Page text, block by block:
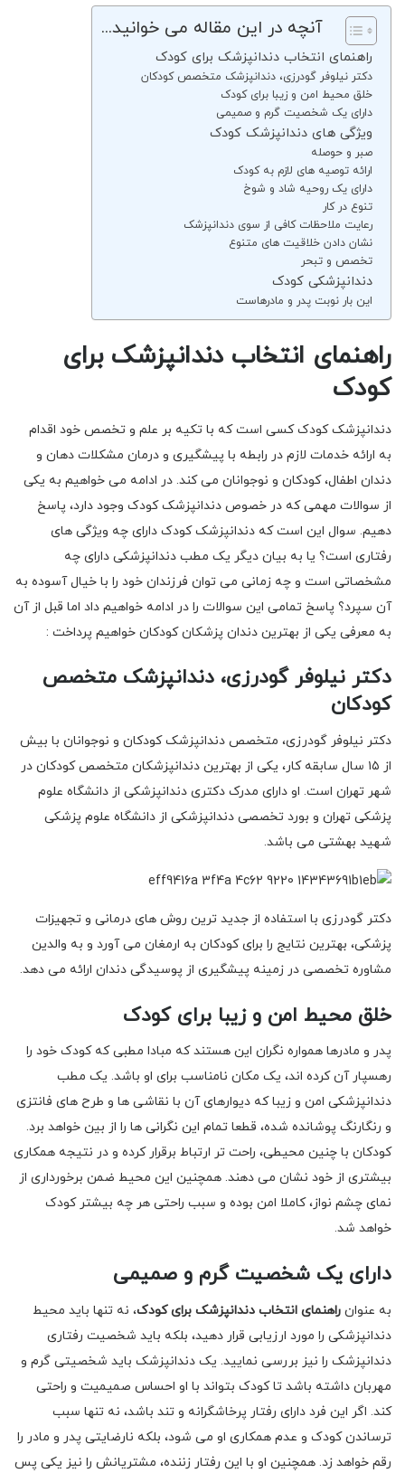
آنچه در این مقاله می خوانید...
راهنمای انتخاب دندانپزشک برای کودک
دکتر نیلوفر گودرزی، دندانپزشک متخصص کودکان
خلق محیط امن و زیبا برای کودک
دارای یک شخصیت گرم و صمیمی
ویژگی های دندانپزشک کودک
صبر و حوصله
ارائه توصیه های لازم به کودک
دارای یک روحیه شاد و شوخ
تنوع در کار
رعایت ملاحظات کافی از سوی دندانپزشک
نشان دادن خلاقیت های متنوع
تخصص و تبحر
دندانپزشکی کودک
این بار نوبت پدر و مادرهاست
راهنمای انتخاب دندانپزشک برای
کودک
دندانپزشک کودک کسی است که با تکیه بر علم و تخصص خود اقدام
به ارائه خدمات لازم در رابطه با پیشگیری و درمان مشکلات دهان و
دندان اطفال، کودکان و نوجوانان می کند. در ادامه می خواهیم به یکی
از سوالات مهمی که در خصوص دندانپزشک کودک وجود دارد، پاسخ
دهیم. سوال این است که دندانپزشک کودک دارای چه ویژگی های
رفتاری است؟ یا به بیان دیگر یک مطب دندانپزشکی دارای چه
مشخصاتی است و چه زمانی می توان فرزندان خود را با خیال آسوده به
آن سپرد؟ پاسخ تمامی این سوالات را در ادامه خواهیم داد اما قبل از آن
به معرفی یکی از بهترین دندان پزشکان کودکان خواهیم پرداخت :
دکتر نیلوفر گودرزی، دندانپزشک متخصص
کودکان
دکتر نیلوفر گودرزی، متخصص دندانپزشک کودکان و نوجوانان با بیش
از ۱۵ سال سابقه کار، یکی از بهترین دندانپزشکان متخصص کودکان در
شهر تهران است. او دارای مدرک دکتری دندانپزشکی از دانشگاه علوم
پزشکی تهران و بورد تخصصی دندانپزشکی از دانشگاه علوم پزشکی
شهید بهشتی می باشد.
دکتر گودرزی با استفاده از جدید ترین روش های درمانی و تجهیزات
پزشکی، بهترین نتایج را برای کودکان به ارمغان می آورد و به والدین
مشاوره تخصصی در زمینه پیشگیری از پوسیدگی دندان ارائه می دهد.
خلق محیط امن و زیبا برای کودک
پدر و مادرها همواره نگران این هستند که مبادا مطبی که کودک خود را
رهسپار آن کرده اند، یک مکان نامناسب برای او باشد. یک مطب
دندانپزشکی امن و زیبا که دیوارهای آن با نقاشی ها و طرح های فانتزی
و رنگارنگ پوشانده شده، قطعا تمام این نگرانی ها را از بین خواهد برد.
کودکان با چنین محیطی، راحت تر ارتباط برقرار کرده و در نتیجه همکاری
بیشتری از خود نشان می دهند. همچنین این محیط ضمن برخورداری از
نمای چشم نواز، کاملا امن بوده و سبب راحتی هر چه بیشتر کودک
خواهد شد.
دارای یک شخصیت گرم و صمیمی
به عنوان راهنمای انتخاب دندانپزشک برای کودک، نه تنها باید محیط
دندانپزشکی را مورد ارزیابی قرار دهید، بلکه باید شخصیت رفتاری
دندانپزشک را نیز بررسی نمایید. یک دندانپزشک باید شخصیتی گرم و
مهربان داشته باشد تا کودک بتواند با او احساس صمیمیت و راحتی
کند. اگر این فرد دارای رفتار پرخاشگرانه و تند باشد، نه تنها سبب
ترساندن کودک و عدم همکاری او می شود، بلکه نارضایتی پدر و مادر را
رقم خواهد زد. همچنین او با این رفتار زننده، مشتریانش را نیز یکی پس